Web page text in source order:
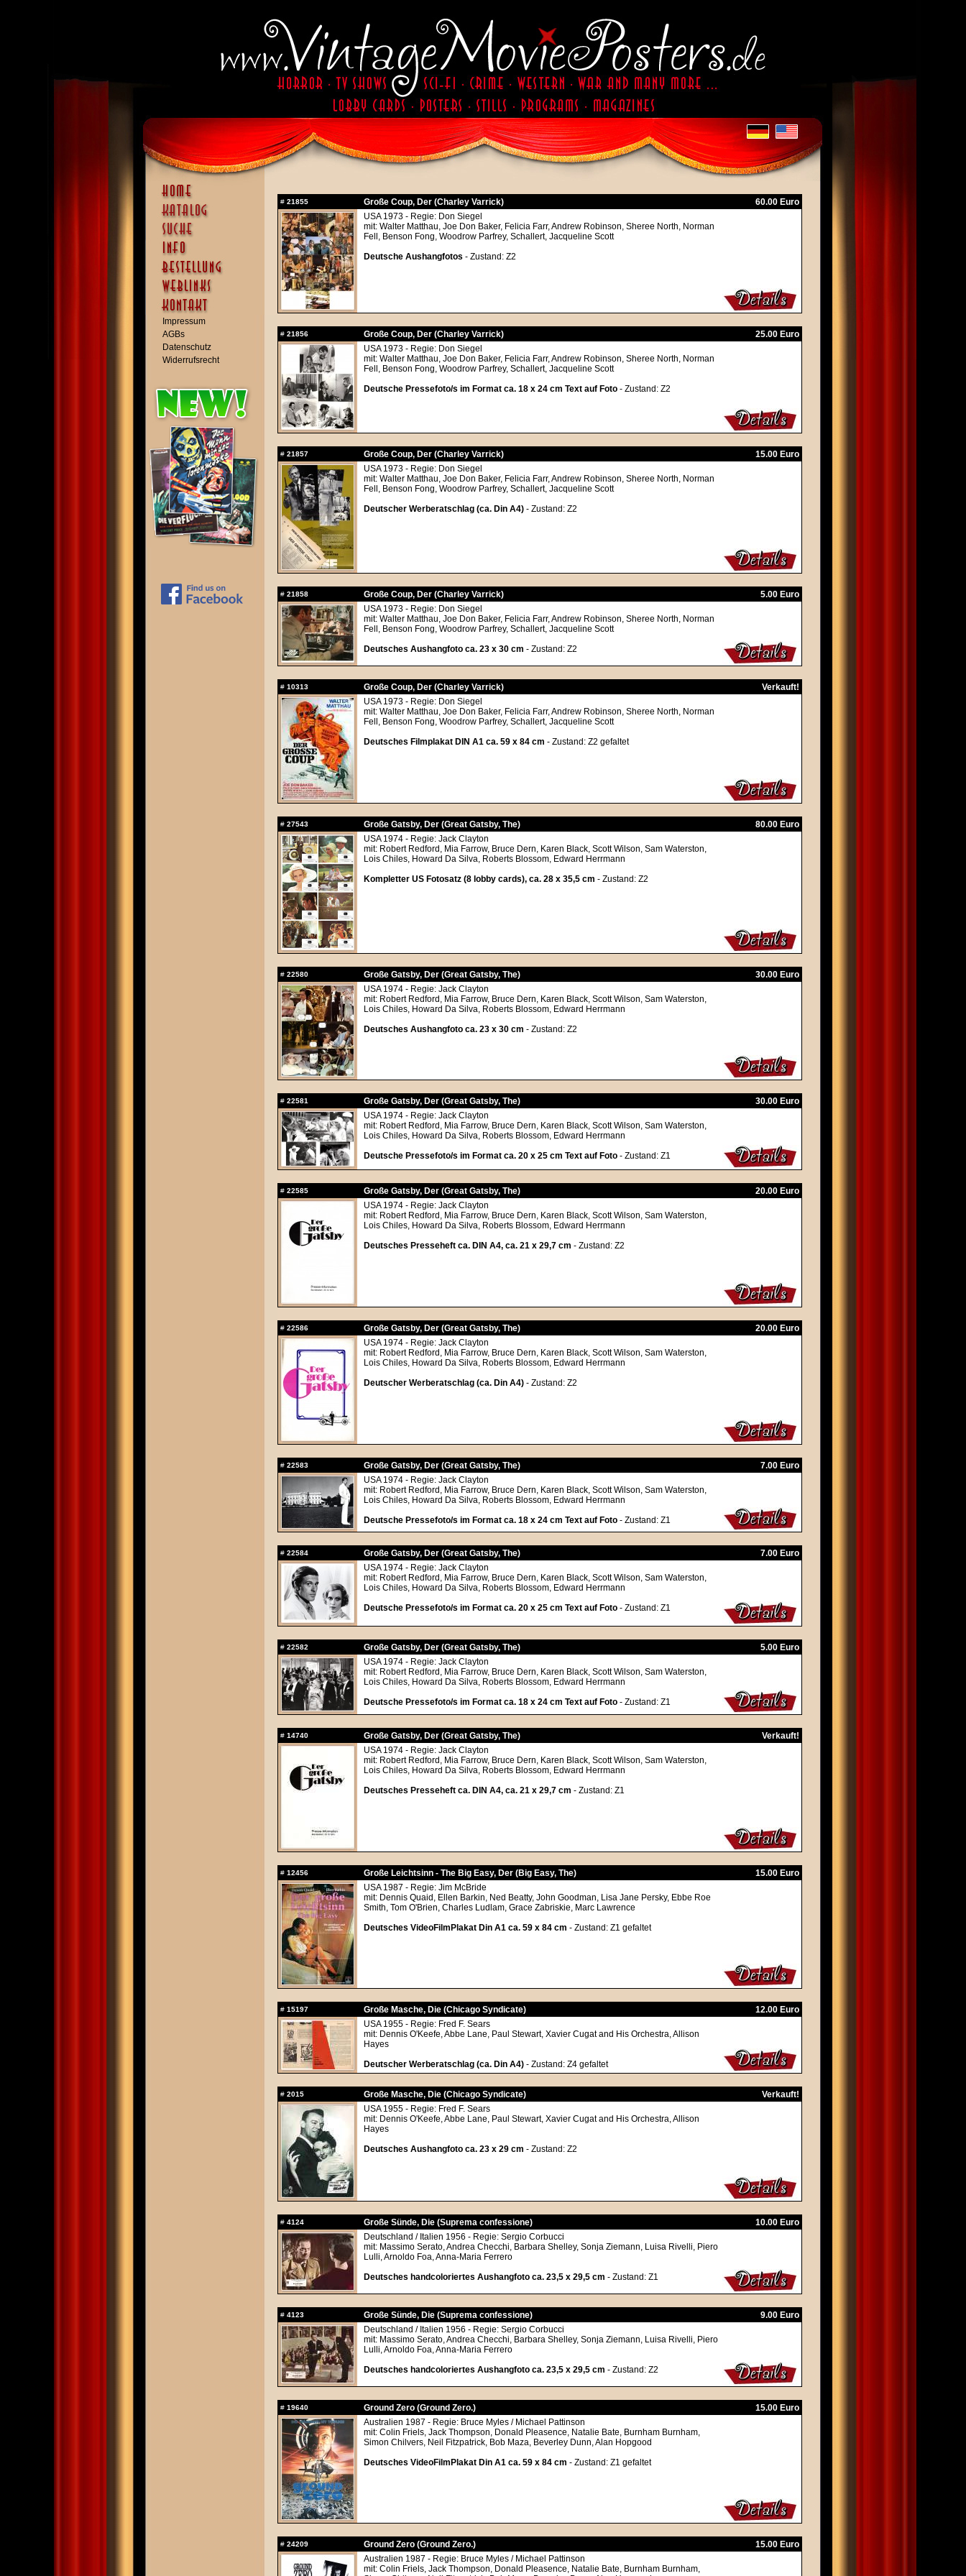
Impressum
AGBs
Datenschutz
Widerrufsrecht
# 21855 Große Coup, Der (Charley Varrick)
60.00 Euro
USA 1973 - Regie: Don Siegel
mit: Walter Matthau, Joe Don Baker, Felicia Farr, Andrew Robinson, Sheree North, Norman
Fell, Benson Fong, Woodrow Parfrey, Schallert, Jacqueline Scott
Deutsche Aushangfotos - Zustand: Z2
# 21856 Große Coup, Der (Charley Varrick)
25.00 Euro
USA 1973 - Regie: Don Siegel
mit: Walter Matthau, Joe Don Baker, Felicia Farr, Andrew Robinson, Sheree North, Norman
Fell, Benson Fong, Woodrow Parfrey, Schallert, Jacqueline Scott
Deutsche Pressefoto/s im Format ca. 18 x 24 cm Text auf Foto - Zustand: Z2
# 21857 Große Coup, Der (Charley Varrick)
15.00 Euro
USA 1973 - Regie: Don Siegel
mit: Walter Matthau, Joe Don Baker, Felicia Farr, Andrew Robinson, Sheree North, Norman
Fell, Benson Fong, Woodrow Parfrey, Schallert, Jacqueline Scott
Deutscher Werberatschlag (ca. Din A4) - Zustand: Z2
# 21858 Große Coup, Der (Charley Varrick)
5.00 Euro
USA 1973 - Regie: Don Siegel
mit: Walter Matthau, Joe Don Baker, Felicia Farr, Andrew Robinson, Sheree North, Norman
Fell, Benson Fong, Woodrow Parfrey, Schallert, Jacqueline Scott
Deutsches Aushangfoto ca. 23 x 30 cm - Zustand: Z2
# 10313 Große Coup, Der (Charley Varrick)
Verkauft!
USA 1973 - Regie: Don Siegel
mit: Walter Matthau, Joe Don Baker, Felicia Farr, Andrew Robinson, Sheree North, Norman
Fell, Benson Fong, Woodrow Parfrey, Schallert, Jacqueline Scott
Deutsches Filmplakat DIN A1 ca. 59 x 84 cm - Zustand: Z2 gefaltet
# 27543 Große Gatsby, Der (Great Gatsby, The)
80.00 Euro
USA 1974 - Regie: Jack Clayton
mit: Robert Redford, Mia Farrow, Bruce Dern, Karen Black, Scott Wilson, Sam Waterston,
Lois Chiles, Howard Da Silva, Roberts Blossom, Edward Herrmann
Kompletter US Fotosatz (8 lobby cards), ca. 28 x 35,5 cm - Zustand: Z2
# 22580 Große Gatsby, Der (Great Gatsby, The)
30.00 Euro
USA 1974 - Regie: Jack Clayton
mit: Robert Redford, Mia Farrow, Bruce Dern, Karen Black, Scott Wilson, Sam Waterston,
Lois Chiles, Howard Da Silva, Roberts Blossom, Edward Herrmann
Deutsches Aushangfoto ca. 23 x 30 cm - Zustand: Z2
# 22581 Große Gatsby, Der (Great Gatsby, The)
30.00 Euro
USA 1974 - Regie: Jack Clayton
mit: Robert Redford, Mia Farrow, Bruce Dern, Karen Black, Scott Wilson, Sam Waterston,
Lois Chiles, Howard Da Silva, Roberts Blossom, Edward Herrmann
Deutsche Pressefoto/s im Format ca. 20 x 25 cm Text auf Foto - Zustand: Z1
# 22585 Große Gatsby, Der (Great Gatsby, The)
20.00 Euro
USA 1974 - Regie: Jack Clayton
mit: Robert Redford, Mia Farrow, Bruce Dern, Karen Black, Scott Wilson, Sam Waterston,
Lois Chiles, Howard Da Silva, Roberts Blossom, Edward Herrmann
Deutsches Presseheft ca. DIN A4, ca. 21 x 29,7 cm - Zustand: Z2
# 22586 Große Gatsby, Der (Great Gatsby, The)
20.00 Euro
USA 1974 - Regie: Jack Clayton
mit: Robert Redford, Mia Farrow, Bruce Dern, Karen Black, Scott Wilson, Sam Waterston,
Lois Chiles, Howard Da Silva, Roberts Blossom, Edward Herrmann
Deutscher Werberatschlag (ca. Din A4) - Zustand: Z2
# 22583 Große Gatsby, Der (Great Gatsby, The)
7.00 Euro
USA 1974 - Regie: Jack Clayton
mit: Robert Redford, Mia Farrow, Bruce Dern, Karen Black, Scott Wilson, Sam Waterston,
Lois Chiles, Howard Da Silva, Roberts Blossom, Edward Herrmann
Deutsche Pressefoto/s im Format ca. 18 x 24 cm Text auf Foto - Zustand: Z1
# 22584 Große Gatsby, Der (Great Gatsby, The)
7.00 Euro
USA 1974 - Regie: Jack Clayton
mit: Robert Redford, Mia Farrow, Bruce Dern, Karen Black, Scott Wilson, Sam Waterston,
Lois Chiles, Howard Da Silva, Roberts Blossom, Edward Herrmann
Deutsche Pressefoto/s im Format ca. 20 x 25 cm Text auf Foto - Zustand: Z1
# 22582 Große Gatsby, Der (Great Gatsby, The)
5.00 Euro
USA 1974 - Regie: Jack Clayton
mit: Robert Redford, Mia Farrow, Bruce Dern, Karen Black, Scott Wilson, Sam Waterston,
Lois Chiles, Howard Da Silva, Roberts Blossom, Edward Herrmann
Deutsche Pressefoto/s im Format ca. 18 x 24 cm Text auf Foto - Zustand: Z1
# 14740 Große Gatsby, Der (Great Gatsby, The)
Verkauft!
USA 1974 - Regie: Jack Clayton
mit: Robert Redford, Mia Farrow, Bruce Dern, Karen Black, Scott Wilson, Sam Waterston,
Lois Chiles, Howard Da Silva, Roberts Blossom, Edward Herrmann
Deutsches Presseheft ca. DIN A4, ca. 21 x 29,7 cm - Zustand: Z1
# 12456 Große Leichtsinn - The Big Easy, Der (Big Easy, The)
15.00 Euro
USA 1987 - Regie: Jim McBride
mit: Dennis Quaid, Ellen Barkin, Ned Beatty, John Goodman, Lisa Jane Persky, Ebbe Roe
Smith, Tom O'Brien, Charles Ludlam, Grace Zabriskie, Marc Lawrence
Deutsches VideoFilmPlakat Din A1 ca. 59 x 84 cm - Zustand: Z1 gefaltet
# 15197 Große Masche, Die (Chicago Syndicate)
12.00 Euro
USA 1955 - Regie: Fred F. Sears
mit: Dennis O'Keefe, Abbe Lane, Paul Stewart, Xavier Cugat and His Orchestra, Allison
Hayes
Deutscher Werberatschlag (ca. Din A4) - Zustand: Z4 gefaltet
# 2015 Große Masche, Die (Chicago Syndicate)
Verkauft!
USA 1955 - Regie: Fred F. Sears
mit: Dennis O'Keefe, Abbe Lane, Paul Stewart, Xavier Cugat and His Orchestra, Allison
Hayes
Deutsches Aushangfoto ca. 23 x 29 cm - Zustand: Z2
# 4124 Große Sünde, Die (Suprema confessione)
10.00 Euro
Deutschland / Italien 1956 - Regie: Sergio Corbucci
mit: Massimo Serato, Andrea Checchi, Barbara Shelley, Sonja Ziemann, Luisa Rivelli, Piero
Lulli, Arnoldo Foa, Anna-Maria Ferrero
Deutsches handcoloriertes Aushangfoto ca. 23,5 x 29,5 cm - Zustand: Z1
# 4123 Große Sünde, Die (Suprema confessione)
9.00 Euro
Deutschland / Italien 1956 - Regie: Sergio Corbucci
mit: Massimo Serato, Andrea Checchi, Barbara Shelley, Sonja Ziemann, Luisa Rivelli, Piero
Lulli, Arnoldo Foa, Anna-Maria Ferrero
Deutsches handcoloriertes Aushangfoto ca. 23,5 x 29,5 cm - Zustand: Z2
# 19640 Ground Zero (Ground Zero.)
15.00 Euro
Australien 1987 - Regie: Bruce Myles / Michael Pattinson
mit: Colin Friels, Jack Thompson, Donald Pleasence, Natalie Bate, Burnham Burnham,
Simon Chilvers, Neil Fitzpatrick, Bob Maza, Beverley Dunn, Alan Hopgood
Deutsches VideoFilmPlakat Din A1 ca. 59 x 84 cm - Zustand: Z1 gefaltet
# 24209 Ground Zero (Ground Zero.)
15.00 Euro
Australien 1987 - Regie: Bruce Myles / Michael Pattinson
mit: Colin Friels, Jack Thompson, Donald Pleasence, Natalie Bate, Burnham Burnham,